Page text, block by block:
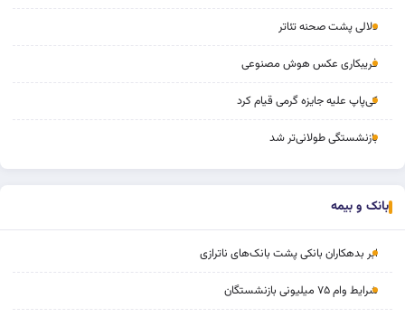
دلالی پشت صحنه تئاتر
فریبکاری عکس هوش مصنوعی
کی‌پاپ علیه جایزه گرمی قیام کرد
بازنشستگی طولانی‌تر شد
بانک و بیمه
ابر بدهکاران بانکی پشت بانک‌های ناترازی
شرایط وام ۷۵ میلیونی بازنشستگان